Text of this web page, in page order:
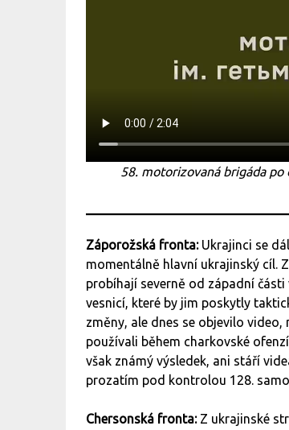
58. motorizovaná brigáda
Záporožská fronta: Ukrajinci se
momentálně hlavní ukrajinský cíl.
probíhají severně od západní
vesnicí, které by jim poskytly
změny, ale dnes se objevilo
používali během charkovské
však známý výsledek, ani stáří
prozatím pod kontrolou 128.
Chersonská fronta: Z ukrajinské